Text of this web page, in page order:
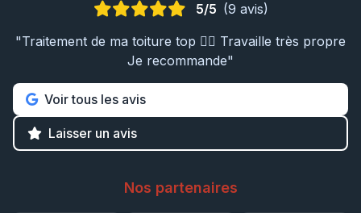
5/5 (9 avis)
"Traitement de ma toiture top 👍🏼 Travaille très propre
Je recommande"
Voir tous les avis
Laisser un avis
Nos partenaires